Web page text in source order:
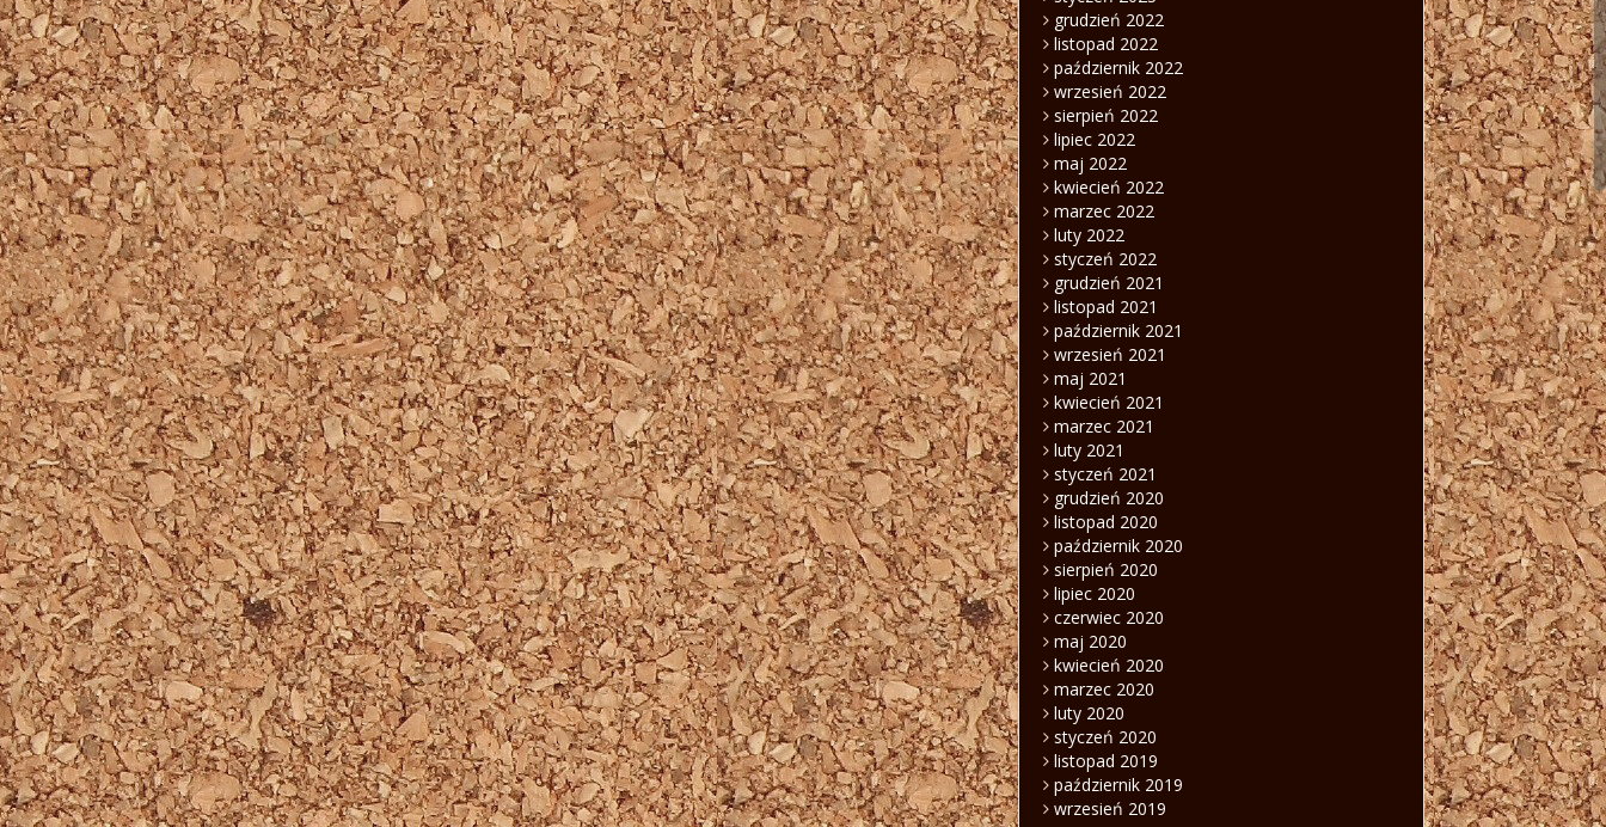
grudzień 2022
listopad 2022
październik 2022
wrzesień 2022
sierpień 2022
lipiec 2022
maj 2022
kwiecień 2022
marzec 2022
luty 2022
styczeń 2022
grudzień 2021
listopad 2021
październik 2021
wrzesień 2021
maj 2021
kwiecień 2021
marzec 2021
luty 2021
styczeń 2021
grudzień 2020
listopad 2020
październik 2020
sierpień 2020
lipiec 2020
czerwiec 2020
maj 2020
kwiecień 2020
marzec 2020
luty 2020
styczeń 2020
listopad 2019
październik 2019
wrzesień 2019